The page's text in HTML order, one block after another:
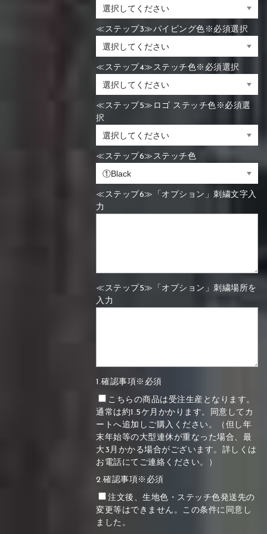
≪ステップ3≫パイピング色※必須選択
≪ステップ4≫ステッチ色※必須選択
≪ステップ5≫ロゴ ステッチ色※必須選
択
≪ステップ6≫ステッチ色
≪ステップ6≫「オプション」刺繍文字入
力
≪ステップ5≫「オプション」刺繍場所を
入力
1.確認事項※必須
こちらの商品は受注生産となります。
通常は約1.5ケ月かかります。同意してカ
ートへ追加しご購入ください。（但し年
末年始等の大型連休が重なった場合、最
大3月かかる場合がございます。詳しくは
お電話にてご連絡ください。）
2.確認事項※必須
注文後、生地色・ステッチ色発送先の
変更等はできません。この条件に同意し
ました。